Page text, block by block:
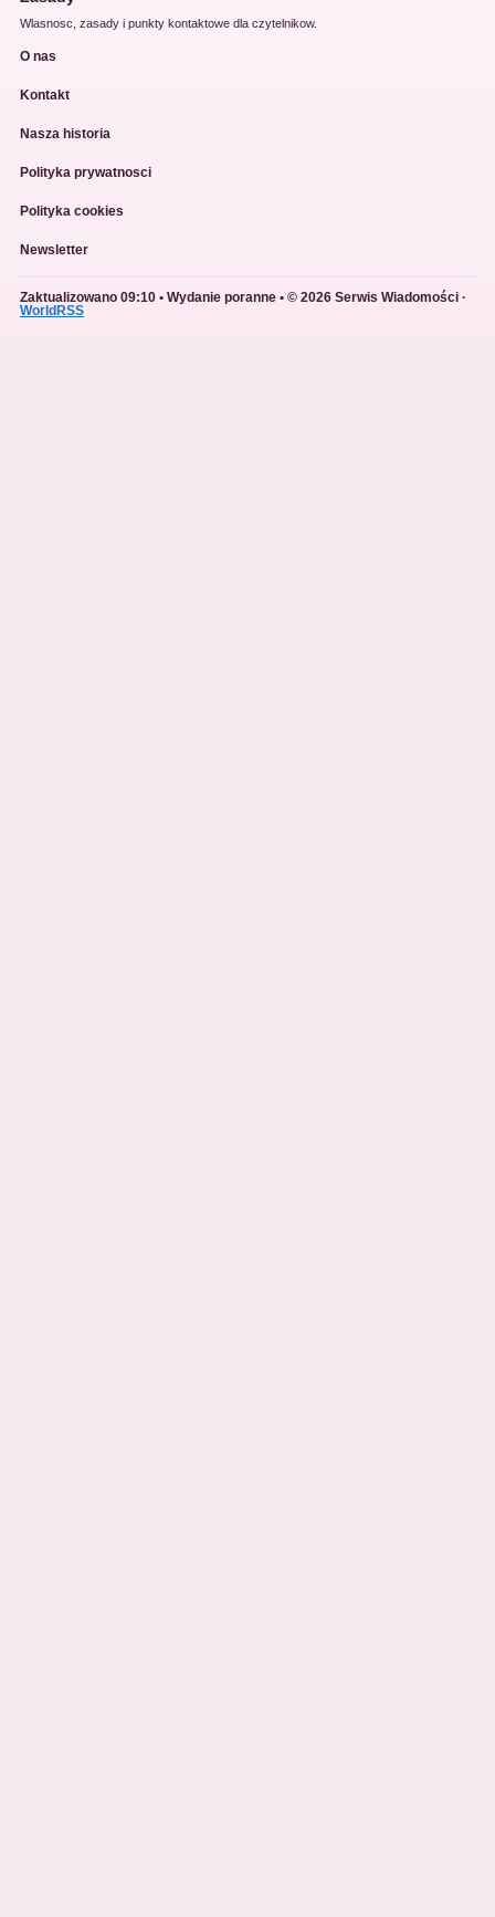
Wlasnosc, zasady i punkty kontaktowe dla czytelnikow.
O nas
Kontakt
Nasza historia
Polityka prywatnosci
Polityka cookies
Newsletter
Zaktualizowano 09:10 • Wydanie poranne • © 2026 Serwis Wiadomości ·
WorldRSS